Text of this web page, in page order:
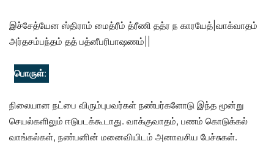
இச்சேத்யேன ஸ்திராம் மைத்ரீம் த்ரீணி தத்ர ந காரயேத்|வாக்வாதம்
அர்தசம்பந்தம் தத் பத்னீபரிபாஷணம்||
பொருள்:
நிலையான நட்பை விரும்புபவர்கள் நண்பர்களோடு இந்த மூன்று
செயல்களிலும் ஈடுபடக்கூடாது. வாக்குவாதம், பணம் கொடுக்கல்
வாங்கல்கள், நண்பனின் மனைவியிடம் அனாவசிய பேச்சுகள்.